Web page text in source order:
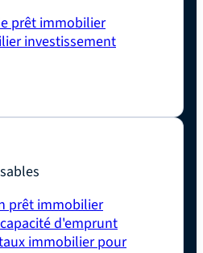
prêt immobilier
investissement
prêt immobilier
d'emprunt
immobilier pour